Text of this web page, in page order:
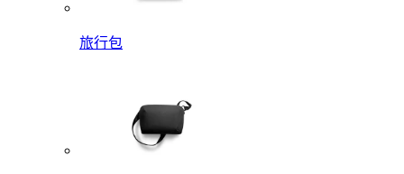
旅行包